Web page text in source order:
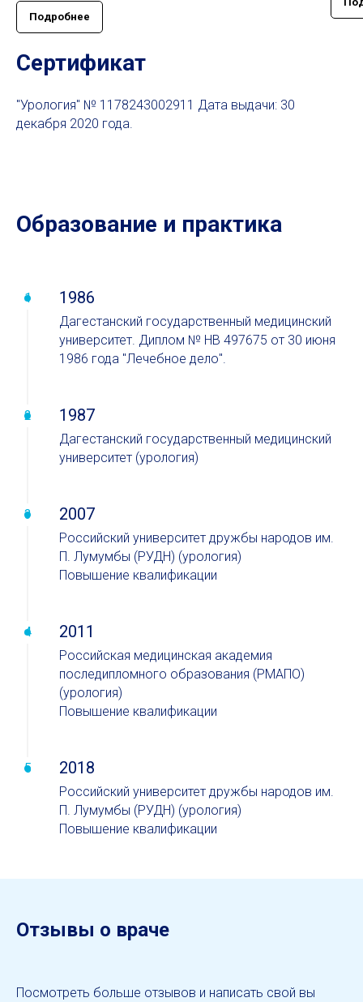
Подробнее
Сертификат
"Урология" № 1178243002911 Дата выдачи: 30
декабря 2020 года.
Образование и практика
1986
Дагестанский государственный медицинский
университет. Диплом № НВ 497675 от 30 июня
1986 года "Лечебное дело".
1987
Дагестанский государственный медицинский
университет (урология)
2007
Российский университет дружбы народов им.
П. Лумумбы (РУДН) (урология)
Повышение квалификации
2011
Российская медицинская академия
последипломного образования (РМАПО)
(урология)
Повышение квалификации
2018
Российский университет дружбы народов им.
П. Лумумбы (РУДН) (урология)
Повышение квалификации
Отзывы о враче
Посмотреть больше отзывов и написать свой вы